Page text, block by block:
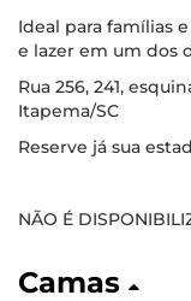
Ideal para famílias
e lazer em um dos
Rua 256, 241,
Itapema/SC
Reserve já sua
NÃO É
Camas